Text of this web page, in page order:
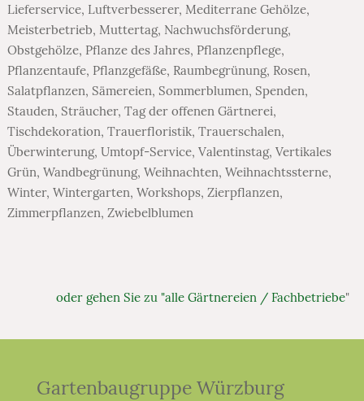
Lieferservice, Luftverbesserer, Mediterrane Gehölze,
Meisterbetrieb, Muttertag, Nachwuchsförderung,
Obstgehölze, Pflanze des Jahres, Pflanzenpflege,
Pflanzentaufe, Pflanzgefäße, Raumbegrünung, Rosen,
Salatpflanzen, Sämereien, Sommerblumen, Spenden,
Stauden, Sträucher, Tag der offenen Gärtnerei,
Tischdekoration, Trauerfloristik, Trauerschalen,
Überwinterung, Umtopf-Service, Valentinstag, Vertikales
Grün, Wandbegrünung, Weihnachten, Weihnachtssterne,
Winter, Wintergarten, Workshops, Zierpflanzen,
Zimmerpflanzen, Zwiebelblumen
oder gehen Sie zu "alle Gärtnereien / Fachbetriebe"
Gartenbaugruppe Würzburg